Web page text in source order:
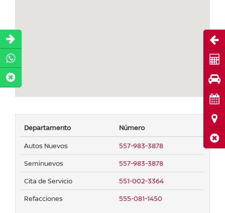
Departamento
Número
Autos Nuevos
557-983-3878
Seminuevos
557-983-3878
Cita de Servicio
551-002-3364
Refacciones
555-081-1450